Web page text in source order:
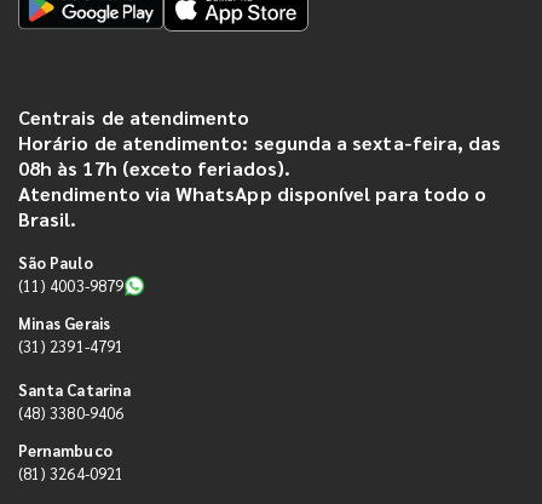
Centrais de atendimento
Horário de atendimento: segunda a sexta-feira, das
08h às 17h (exceto feriados).
Atendimento via WhatsApp disponível para todo o
Brasil.
São Paulo
(11) 4003-9879
Minas Gerais
(31) 2391-4791
Santa Catarina
(48) 3380-9406
Pernambuco
(81) 3264-0921